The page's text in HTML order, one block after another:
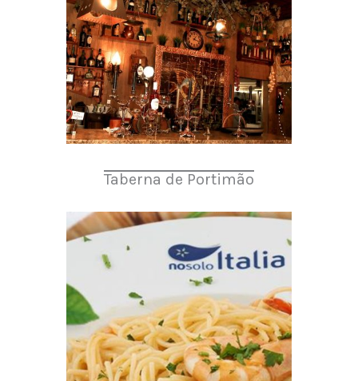
Taberna de Portimão